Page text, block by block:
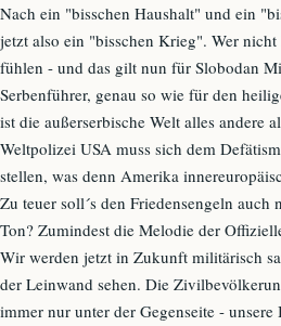
Nach ein "bisschen Haushalt" und ein
jetzt also ein "bisschen Krieg". Wer
fühlen - und das gilt nun für Slobodan
Serbenführer, genau so wie für den
ist die außerserbische Welt alles andere
Weltpolizei USA muss sich dem
stellen, was denn Amerika
Zu teuer soll´s den Friedensengeln auch
Ton? Zumindest die Melodie der
Wir werden jetzt in Zukunft militärisch
der Leinwand sehen. Die
immer nur unter der Gegenseite - unsere